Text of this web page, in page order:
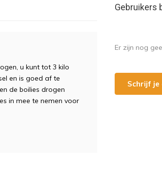
u kunt tot 3 kilo
en is goed af te
de boilies drogen
in mee te nemen voor
Gebruikers
Er zijn nog
Schrijf